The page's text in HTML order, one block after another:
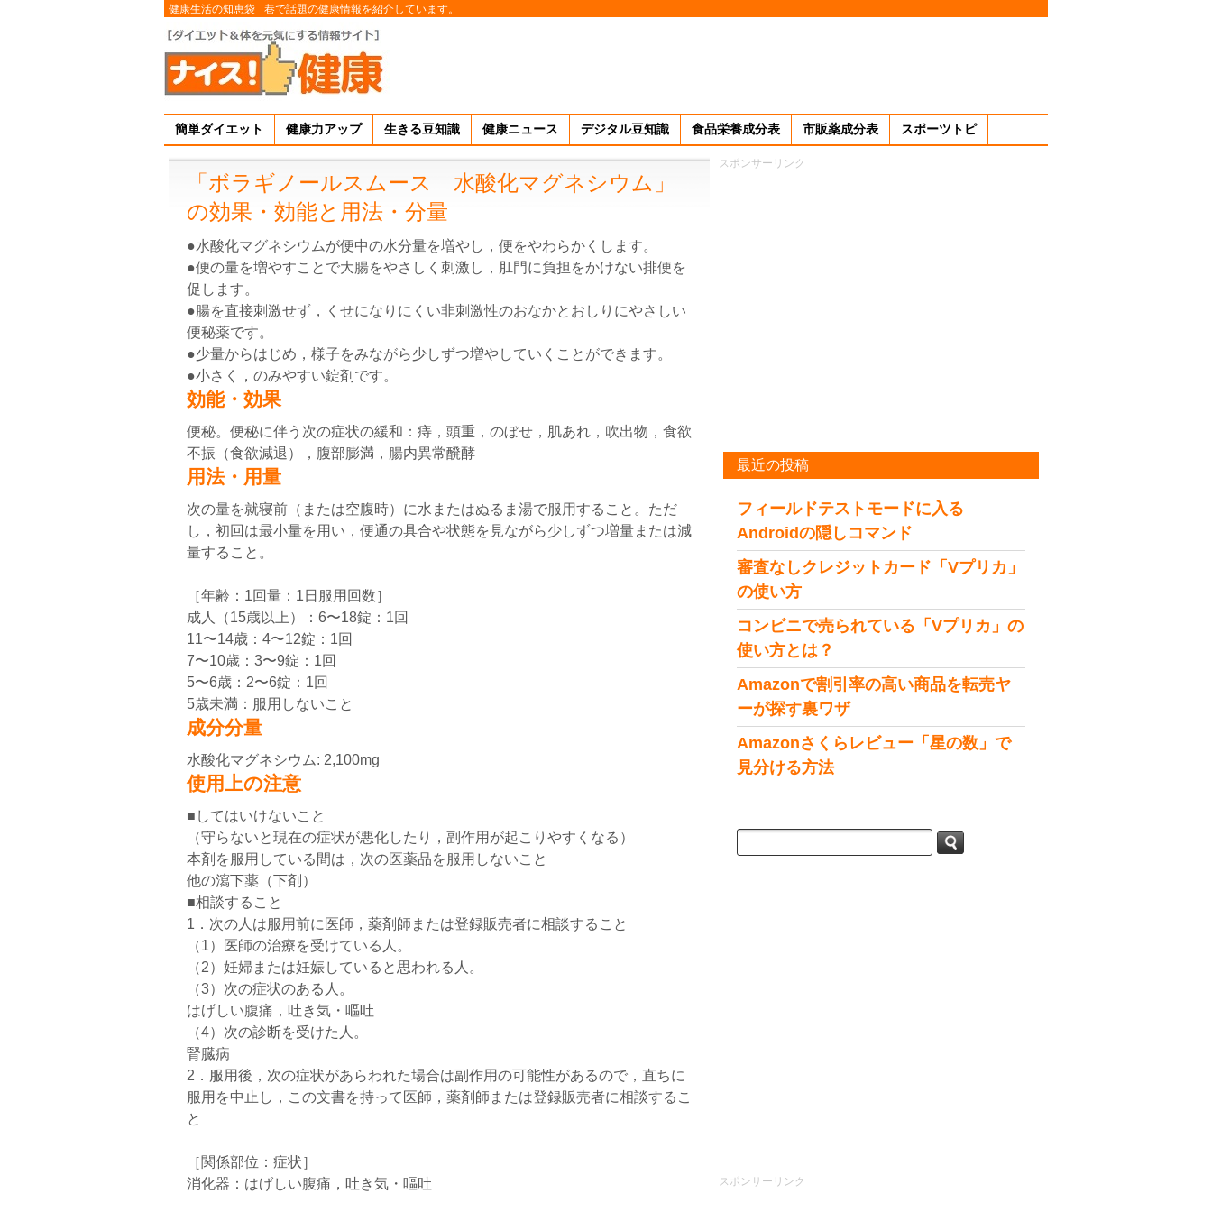
健康生活の知恵袋 巷で話題の健康情報を紹介しています。
簡単ダイエット 健康力アップ 生きる豆知識 健康ニュース デジタル豆知識 食品栄養成分表 市販薬成分表 スポーツトピ
「ボラギノールスムース 水酸化マグネシウム」
の効果・効能と用法・分量
●水酸化マグネシウムが便中の水分量を増やし，便をやわらかくします。
●便の量を増やすことで大腸をやさしく刺激し，肛門に負担をかけない排便を
促します。
●腸を直接刺激せず，くせになりにくい非刺激性のおなかとおしりにやさしい
便秘薬です。
●少量からはじめ，様子をみながら少しずつ増やしていくことができます。
●小さく，のみやすい錠剤です。
効能・効果
便秘。便秘に伴う次の症状の緩和：痔，頭重，のぼせ，肌あれ，吹出物，食欲
不振（食欲減退），腹部膨満，腸内異常醗酵
用法・用量
次の量を就寝前（または空腹時）に水またはぬるま湯で服用すること。ただ
し，初回は最小量を用い，便通の具合や状態を見ながら少しずつ増量または減
量すること。
［年齢：1回量：1日服用回数］
成人（15歳以上）：6〜18錠：1回
11〜14歳：4〜12錠：1回
7〜10歳：3〜9錠：1回
5〜6歳：2〜6錠：1回
5歳未満：服用しないこと
成分分量
水酸化マグネシウム: 2,100mg
使用上の注意
■してはいけないこと
（守らないと現在の症状が悪化したり，副作用が起こりやすくなる）
本剤を服用している間は，次の医薬品を服用しないこと
他の瀉下薬（下剤）
■相談すること
1．次の人は服用前に医師，薬剤師または登録販売者に相談すること
（1）医師の治療を受けている人。
（2）妊婦または妊娠していると思われる人。
（3）次の症状のある人。
はげしい腹痛，吐き気・嘔吐
（4）次の診断を受けた人。
腎臓病
2．服用後，次の症状があらわれた場合は副作用の可能性があるので，直ちに
服用を中止し，この文書を持って医師，薬剤師または登録販売者に相談するこ
と
［関係部位：症状］
消化器：はげしい腹痛，吐き気・嘔吐
スポンサーリンク
最近の投稿
フィールドテストモードに入る
Androidの隠しコマンド
審査なしクレジットカード「Vプリカ」
の使い方
コンビニで売られている「Vプリカ」の
使い方とは？
Amazonで割引率の高い商品を転売ヤ
ーが探す裏ワザ
Amazonさくらレビュー「星の数」で
見分ける方法
スポンサーリンク